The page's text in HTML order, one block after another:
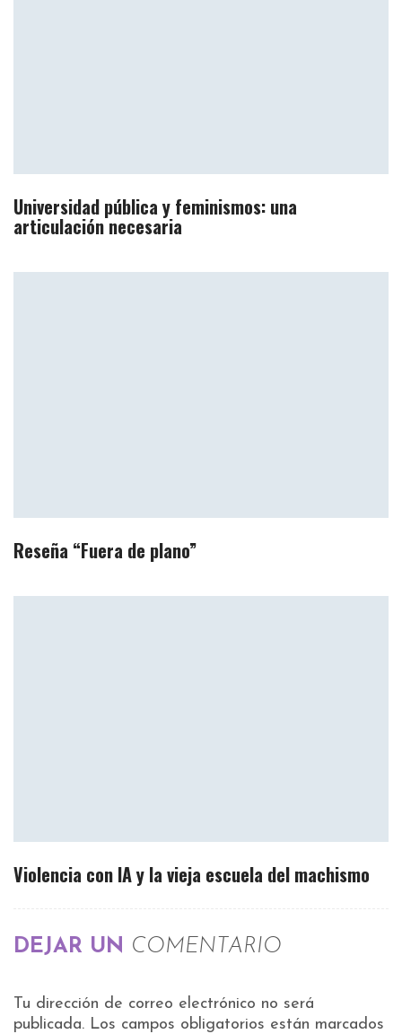
Universidad pública y feminismos: una
articulación necesaria
Reseña “Fuera de plano”
Violencia con IA y la vieja escuela del machismo
DEJAR UN COMENTARIO
Tu dirección de correo electrónico no será
publicada. Los campos obligatorios están marcados